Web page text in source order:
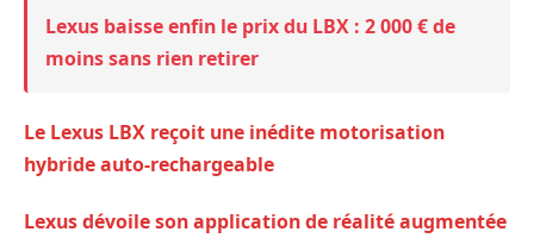
Lexus baisse enfin le prix du LBX : 2 000 € de
moins sans rien retirer
Le Lexus LBX reçoit une inédite motorisation
hybride auto-rechargeable
Lexus dévoile son application de réalité augmentée